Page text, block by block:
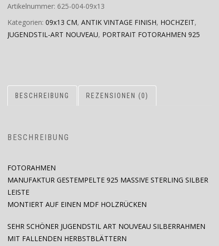
Artikelnummer: 625-004-09x13
Kategorien: 09x13 CM, ANTIK VINTAGE FINISH, HOCHZEIT,
JUGENDSTIL-ART NOUVEAU, PORTRAIT FOTORAHMEN 925
BESCHREIBUNG REZENSIONEN (0)
BESCHREIBUNG
FOTORAHMEN
MANUFAKTUR GESTEMPELTE 925 MASSIVE STERLING SILBER
LEISTE
MONTIERT AUF EINEN MDF HOLZRÜCKEN
SEHR SCHÖNER JUGENDSTIL ART NOUVEAU SILBERRAHMEN
MIT FALLENDEN HERBSTBLÄTTERN